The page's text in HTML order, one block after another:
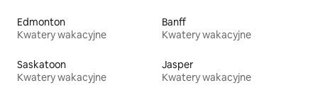
Edmonton
Kwatery wakacyjne
Banff
Kwatery wakacyjne
Saskatoon
Kwatery wakacyjne
Jasper
Kwatery wakacyjne